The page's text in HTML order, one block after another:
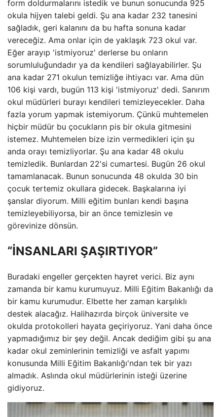
form doldurmalarını istedik ve bunun sonucunda 925
okula hijyen talebi geldi. Şu ana kadar 232 tanesini
sağladık, geri kalanını da bu hafta sonuna kadar
vereceğiz. Ama onlar için de yaklaşık 723 okul var.
Eğer arayıp 'istmiyoruz' derlerse bu onların
sorumluluğundadır ya da kendileri sağlayabilirler. Şu
ana kadar 271 okulun temizliğe ihtiyacı var. Ama dün
106 kişi vardı, bugün 113 kişi 'istmiyoruz' dedi. Sanırım
okul müdürleri burayı kendileri temizleyecekler. Daha
fazla yorum yapmak istemiyorum. Çünkü muhtemelen
hiçbir müdür bu çocukların pis bir okula gitmesini
istemez. Muhtemelen bize izin vermedikleri için şu
anda orayı temizliyorlar. Şu ana kadar 48 okulu
temizledik. Bunlardan 22'si cumartesi. Bugün 26 okul
tamamlanacak. Bunun sonucunda 48 okulda 30 bin
çocuk tertemiz okullara gidecek. Başkalarına iyi
şanslar diyorum. Milli eğitim bunları kendi başına
temizleyebiliyorsa, bir an önce temizlesin ve
görevinize dönsün.
“İNSANLARI ŞAŞIRTIYOR”
Buradaki engeller gerçekten hayret verici. Biz aynı
zamanda bir kamu kurumuyuz. Milli Eğitim Bakanlığı da
bir kamu kurumudur. Elbette her zaman karşılıklı
destek alacağız. Halihazırda birçok üniversite ve
okulda protokolleri hayata geçiriyoruz. Yani daha önce
yapmadığımız bir şey değil. Ancak dediğim gibi şu ana
kadar okul zeminlerinin temizliği ve asfalt yapımı
konusunda Milli Eğitim Bakanlığı'ndan tek bir yazı
almadık. Aslında okul müdürlerinin isteği üzerine
gidiyoruz.